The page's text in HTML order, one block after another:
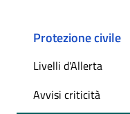
Protezione civile
Livelli d'Allerta
Avvisi criticità